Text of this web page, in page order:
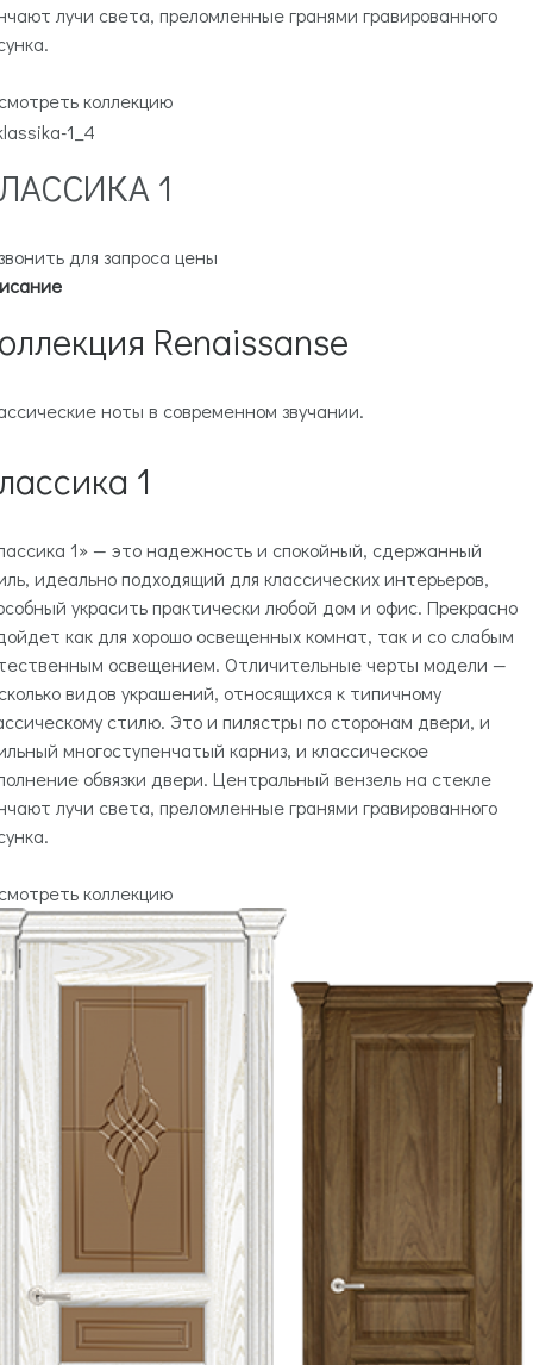
лучи света, преломленные гранями гравированного
коллекцию
1
для запроса цены
Renaissanse
ноты в современном звучании.
1
1» — это надежность и спокойный, сдержанный
идеально подходящий для классических интерьеров,
украсить практически любой дом и офис. Прекрасно
как для хорошо освещенных комнат, так и со слабым
освещением. Отличительные черты модели —
видов украшений, относящихся к типичному
стилю. Это и пилястры по сторонам двери, и
многоступенчатый карниз, и классическое
обвязки двери. Центральный вензель на стекле
лучи света, преломленные гранями гравированного
коллекцию